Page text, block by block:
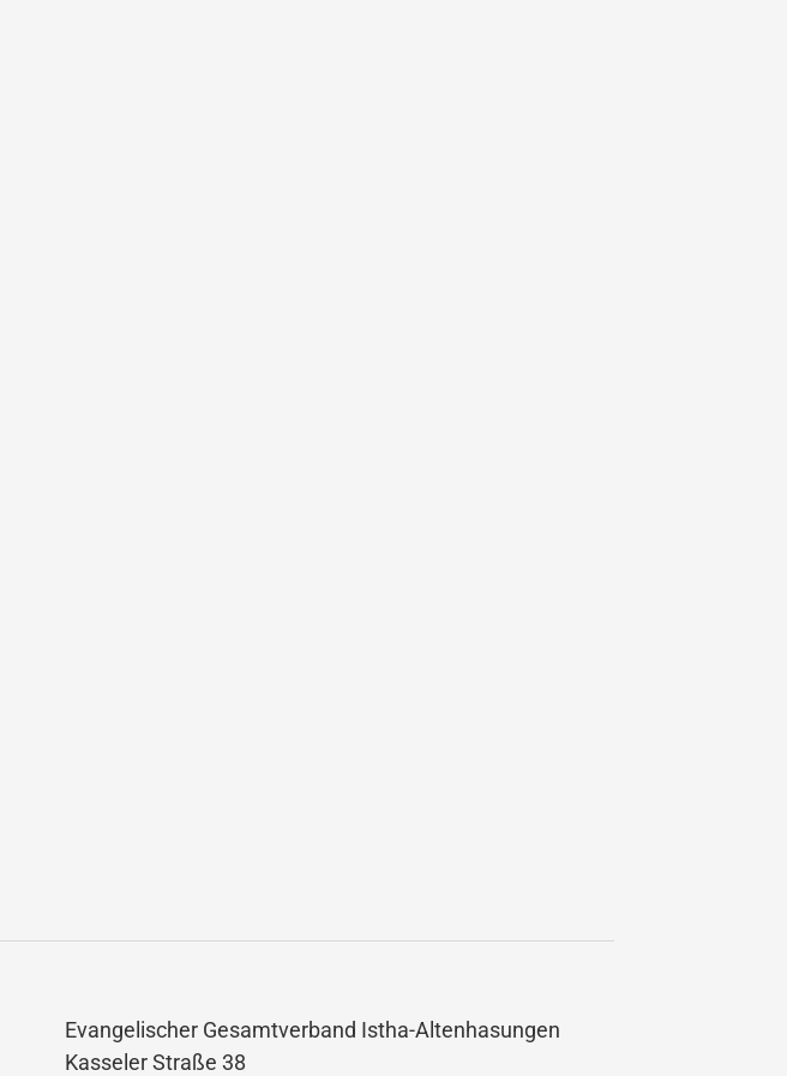
Evangelischer Gesamtverband Istha-Altenhasungen
Kasseler Straße 38